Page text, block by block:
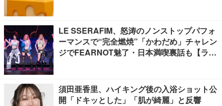
LE SSERAFIM、怒涛のノンストップパフォ
ーマンスで“完全燃焼”「かわだめ」チャレン
ジでFEARNOT魅了・日本満喫裏話も【ライ
須田亜香里、ハイキング後の入浴ショット公
開「ドキッとした」「肌が綺麗」と反響